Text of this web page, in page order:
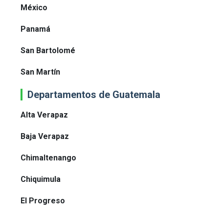
México
Panamá
San Bartolomé
San Martín
Departamentos de Guatemala
Alta Verapaz
Baja Verapaz
Chimaltenango
Chiquimula
El Progreso